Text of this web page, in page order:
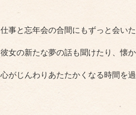
仕事と忘年会の合間にもずっと会い
彼女の新たな夢の話も聞けたり、懐
心がじんわりあたたかくなる時間を過